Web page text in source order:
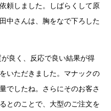
頼しました。しばらくして原
中さんは、胸をなで下ろした
が良く、反応で良い結果が得
いただきました。マナックの
でしたね。さらにそのお客さ
とのことで、大型のご注文を